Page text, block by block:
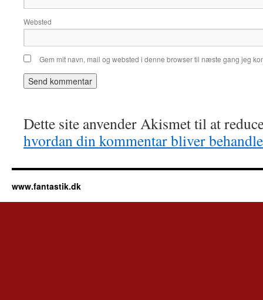
Websted
Gem mit navn, mail og websted i denne browser til næste gang jeg
Dette site anvender Akismet til at
hvordan din kommentar bliver
www.fantastik.dk